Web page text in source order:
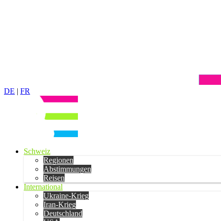
DE | FR
Schweiz
Regionen
Abstimmungen
Reisen
International
Ukraine-Krieg
Iran-Krieg
Deutschland